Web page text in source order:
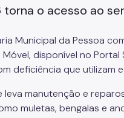
o acesso ao
Municipal da Pessoa
disponível no
deficiência que utilizam
manutenção e
muletas, bengalas e